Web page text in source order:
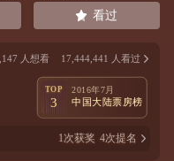
看过
人想看 17,444,441 人看过
TOP
3
2016年7月
中国大陆票房榜
1次获奖 4次提名